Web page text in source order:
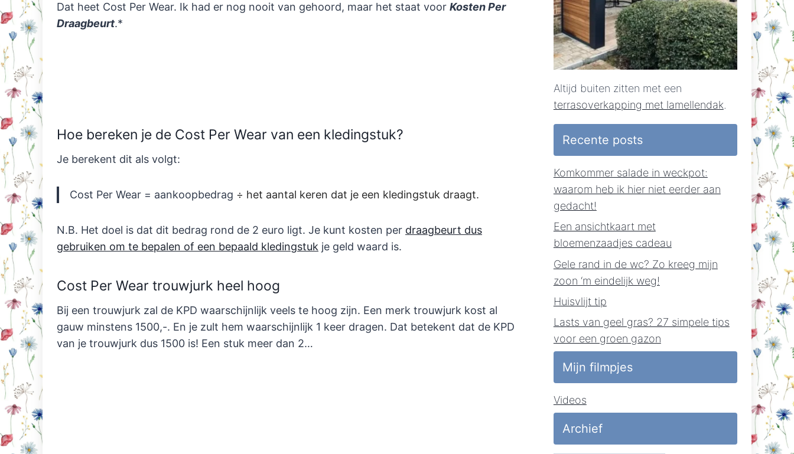
Dat heet Cost Per Wear. Ik had er nog nooit van gehoord, maar het staat voor Kosten Per
Draagbeurt.*
Hoe bereken je de Cost Per Wear van een kledingstuk?
Je berekent dit als volgt:
Cost Per Wear = aankoopbedrag ÷ het aantal keren dat je een kledingstuk draagt.
N.B. Het doel is dat dit bedrag rond de 2 euro ligt. Je kunt kosten per draagbeurt dus
gebruiken om te bepalen of een bepaald kledingstuk je geld waard is.
Cost Per Wear trouwjurk heel hoog
Bij een trouwjurk zal de KPD waarschijnlijk veels te hoog zijn. Een merk trouwjurk kost al
gauw minstens 1500,-. En je zult hem waarschijnlijk 1 keer dragen. Dat betekent dat de KPD
van je trouwjurk dus 1500 is! Een stuk meer dan 2…
Altijd buiten zitten met een
terrasoverkapping met lamellendak.
Recente posts
Komkommer salade in weckpot:
waarom heb ik hier niet eerder aan
gedacht!
Een ansichtkaart met
bloemenzaadjes cadeau
Gele rand in de wc? Zo kreeg mijn
zoon ‘m eindelijk weg!
Huisvlijt tip
Lasts van geel gras? 27 simpele tips
voor een groen gazon
Mijn filmpjes
Videos
Archief